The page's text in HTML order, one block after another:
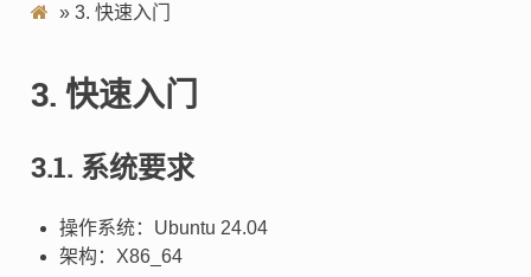
» 3. 快速入门
3. 快速入门
3.1. 系统要求
操作系统：Ubuntu 24.04
架构：X86_64